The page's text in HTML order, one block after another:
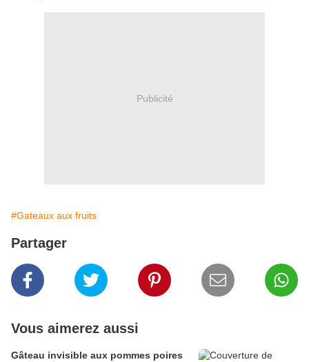
Publicité
#Gateaux aux fruits
Partager
Vous aimerez aussi
Gâteau invisible aux pommes poires